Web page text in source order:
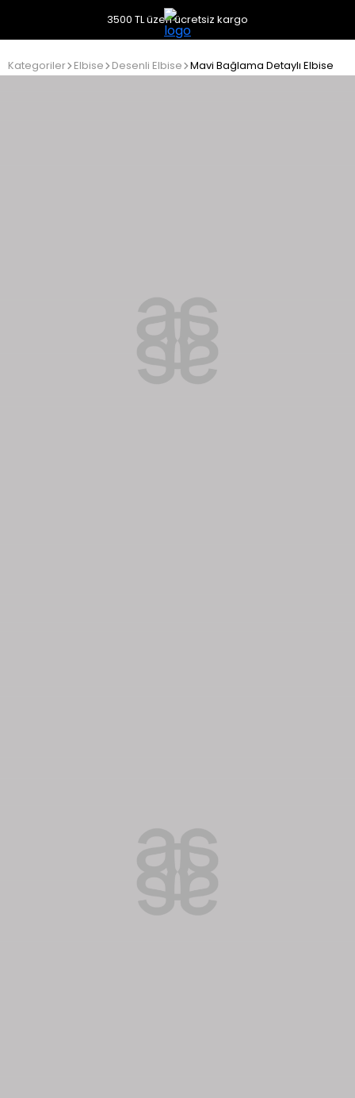
3500 TL üzeri ücretsiz kargo
Kategoriler Elbise Desenli Elbise Mavi Bağlama Detaylı Elbise